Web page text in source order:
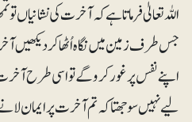
اللہ تعالیٰ فرماتا ہے کہ آخرت کی
جس طرف زمین میں نگاہ اُٹھا کر دیکھیں
اپنے نفس پر غور کرو گے تو اسی طرح
لیے نہیں سوجھتا کہ تم آخرت پر ایمان